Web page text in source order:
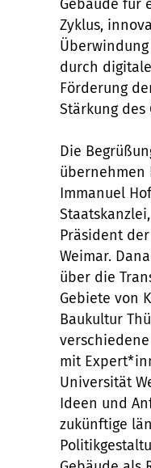
Gebäude für
Zyklus,
durch
Förderung
Stärkung des
Die
übernehmen
Immanuel
Präsident
Weimar.
über die
Gebiete von
Baukultur
verschiedene
mit
Universität
Ideen und
zukünftige